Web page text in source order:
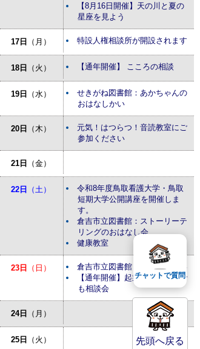
【8月16日開催】天の川と夏の
星座を見よう
17日 （月） 特設人権相談所が開設されます
18日 （火） 【通年開催】 こころの相談
19日 （水）
せきがね図書館：あかちゃんの
おはなしかい
20日 （木）
元気！はつらつ！音読教室にご
参加ください
21日 （金）
22日 （土）
令和8年度鳥取看護大学・鳥取
短期大学公開講座を開催しま
す。
倉吉市立図書館：ストーリーテ
リングのおはなし会
健康教室
23日 （日）
倉吉市立図書館：おはなしかい
【通年開催】起業・経営なんで
も相談会
24日 （月）
25日 （火） 先頭へ戻る
チャットで質問